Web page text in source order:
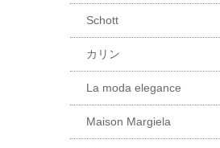
Schott
カリン
La moda elegance
Maison Margiela